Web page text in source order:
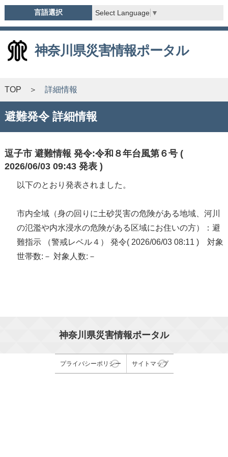
言語選択 Select Language ▼
神奈川県災害情報ポータル
TOP 詳細情報
避難発令 詳細情報
逗子市 避難情報 発令:令和８年台風第６号 (
2026/06/03 09:43 発表 )
以下のとおり発表されました。
市内全域（身の回りに土砂災害の危険がある地域、河川
の氾濫や内水浸水の危険がある区域にお住いの方）：避
難指示 （警戒レベル４） 発令( 2026/06/03 08:11 ) 対象
世帯数:－ 対象人数:－
神奈川県災害情報ポータル
プライバシーポリシー サイトマップ